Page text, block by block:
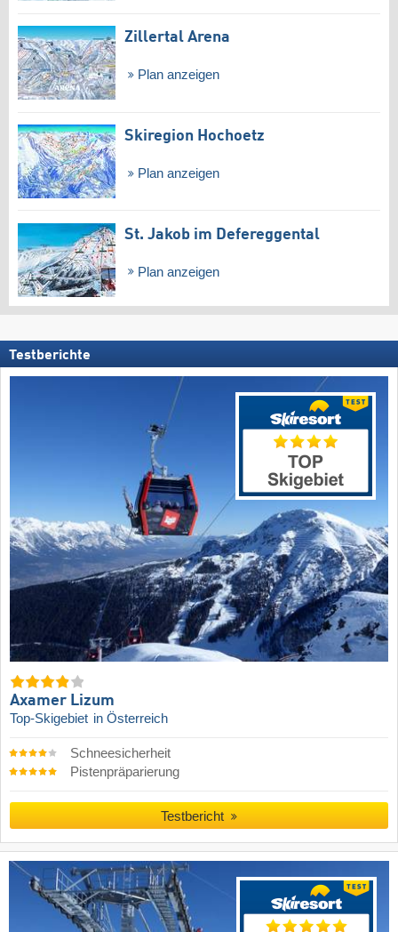
Zillertal Arena
Plan anzeigen
Skiregion Hochoetz
Plan anzeigen
St. Jakob im Defereggental
Plan anzeigen
Testberichte
Axamer Lizum
Top-Skigebiet in Österreich
Schneesicherheit
Pistenpräparierung
Testbericht